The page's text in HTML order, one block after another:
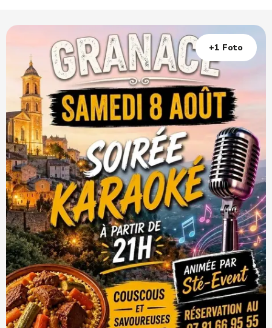
+1 Foto